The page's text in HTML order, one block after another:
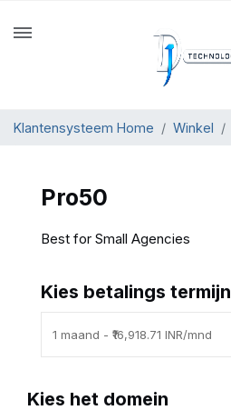
Klantensysteem Home Winkel
Pro50
Best for Small Agencies
Kies betalings termijn
Kies het domein